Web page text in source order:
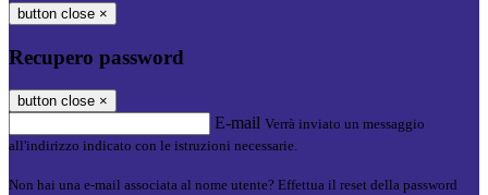
button close ×
Recupero password
button close ×
E-mail Verrà inviato un messaggio
all'indirizzo indicato con le istruzioni necessarie.
Non hai una e-mail associata al nome utente? Effettua il reset della password